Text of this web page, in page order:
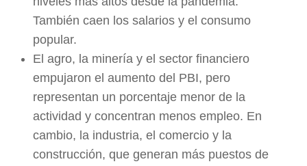
También caen los salarios y el consumo
popular.
El agro, la minería y el sector financiero
empujaron el aumento del PBI, pero
representan un porcentaje menor de la
actividad y concentran menos empleo. En
cambio, la industria, el comercio y la
construcción, que generan más puestos de